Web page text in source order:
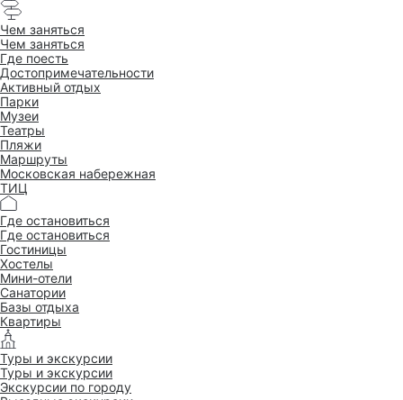
Чем заняться
Чем заняться
Где поесть
Достопримеча­тельности
Активный отдых
Парки
Музеи
Театры
Пляжи
Маршруты
Московская набережная
ТИЦ
Где остановиться
Где остановиться
Гостиницы
Хостелы
Мини-отели
Санатории
Базы отдыха
Квартиры
Туры и экскурсии
Туры и экскурсии
Экскурсии по городу